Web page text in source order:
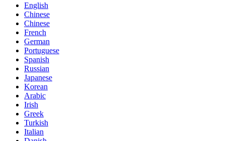
English
Chinese
Chinese
French
German
Portuguese
Spanish
Russian
Japanese
Korean
Arabic
Irish
Greek
Turkish
Italian